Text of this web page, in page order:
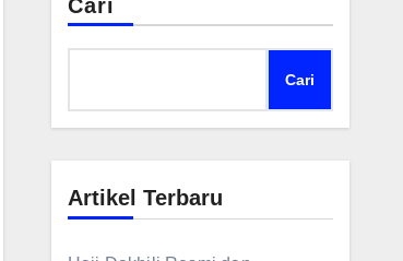
Cari
Cari
Artikel Terbaru